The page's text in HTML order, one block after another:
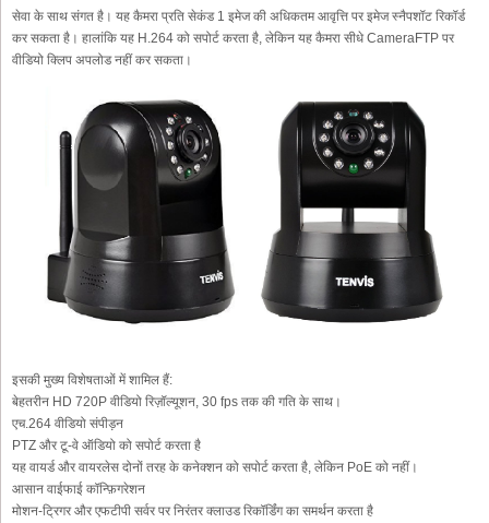
सेवा के साथ संगत है। यह कैमरा प्रति सेकंड 1 इमेज की अधिकतम आवृत्ति पर इमेज स्नैपशॉट रिकॉर्ड
कर सकता है। हालांकि यह H.264 को सपोर्ट करता है, लेकिन यह कैमरा सीधे CameraFTP पर
वीडियो क्लिप अपलोड नहीं कर सकता।
इसकी मुख्य विशेषताओं में शामिल हैं:
बेहतरीन HD 720P वीडियो रिज़ॉल्यूशन, 30 fps तक की गति के साथ।
एच.264 वीडियो संपीड़न
PTZ और टू-वे ऑडियो को सपोर्ट करता है
यह वायर्ड और वायरलेस दोनों तरह के कनेक्शन को सपोर्ट करता है, लेकिन PoE को नहीं।
आसान वाईफाई कॉन्फ़िगरेशन
मोशन-ट्रिगर और एफटीपी सर्वर पर निरंतर क्लाउड रिकॉर्डिंग का समर्थन करता है